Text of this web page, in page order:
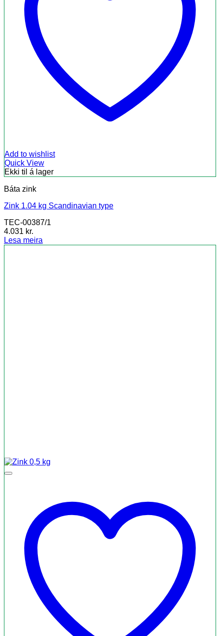
Add to wishlist
Quick View
Ekki til á lager
Báta zink
Zink 1.04 kg Scandinavian type
TEC-00387/1
4.031 kr.
Lesa meira